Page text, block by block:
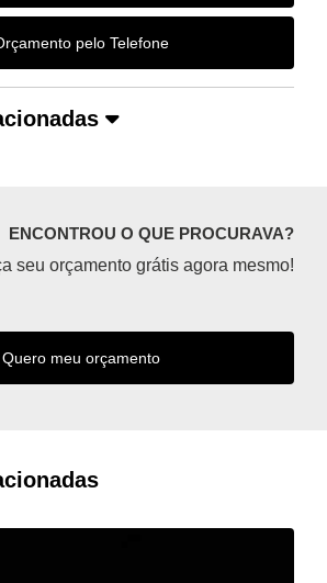
pelo Telefone
ENCONTROU O QUE PROCURAVA?
seu orçamento grátis agora mesmo!
Quero meu orçamento